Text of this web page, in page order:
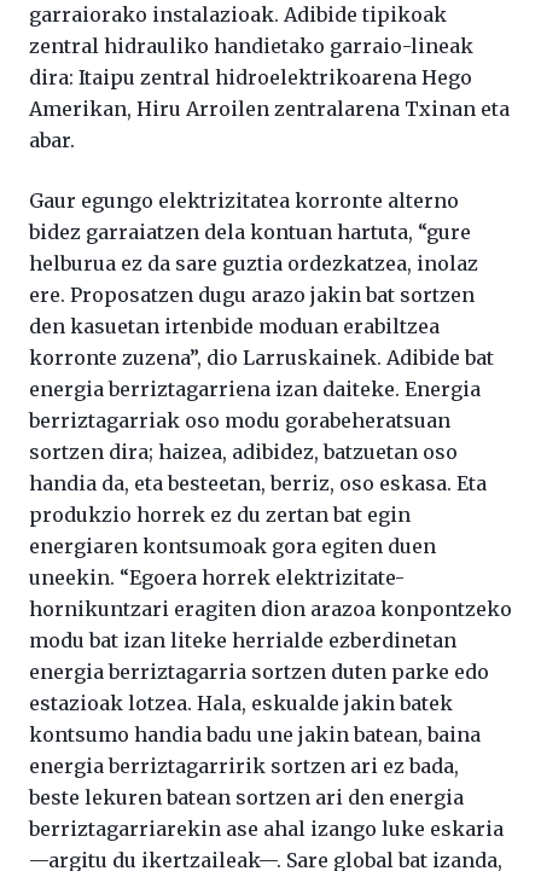
garraiorako instalazioak. Adibide tipikoak
zentral hidrauliko handietako garraio-lineak
dira: Itaipu zentral hidroelektrikoarena Hego
Amerikan, Hiru Arroilen zentralarena Txinan eta
abar.
Gaur egungo elektrizitatea korronte alterno
bidez garraiatzen dela kontuan hartuta, “gure
helburua ez da sare guztia ordezkatzea, inolaz
ere. Proposatzen dugu arazo jakin bat sortzen
den kasuetan irtenbide moduan erabiltzea
korronte zuzena”, dio Larruskainek. Adibide bat
energia berriztagarriena izan daiteke. Energia
berriztagarriak oso modu gorabeheratsuan
sortzen dira; haizea, adibidez, batzuetan oso
handia da, eta besteetan, berriz, oso eskasa. Eta
produkzio horrek ez du zertan bat egin
energiaren kontsumoak gora egiten duen
uneekin. “Egoera horrek elektrizitate-
hornikuntzari eragiten dion arazoa konpontzeko
modu bat izan liteke herrialde ezberdinetan
energia berriztagarria sortzen duten parke edo
estazioak lotzea. Hala, eskualde jakin batek
kontsumo handia badu une jakin batean, baina
energia berriztagarririk sortzen ari ez bada,
beste lekuren batean sortzen ari den energia
berriztagarriarekin ase ahal izango luke eskaria
—argitu du ikertzaileak—. Sare global bat izanda,